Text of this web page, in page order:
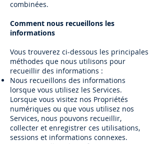
combinées.
Comment nous recueillons les
informations
Vous trouverez ci-dessous les principales
méthodes que nous utilisons pour
recueillir des informations :
Nous recueillons des informations
lorsque vous utilisez les Services.
Lorsque vous visitez nos Propriétés
numériques ou que vous utilisez nos
Services, nous pouvons recueillir,
collecter et enregistrer ces utilisations,
sessions et informations connexes.